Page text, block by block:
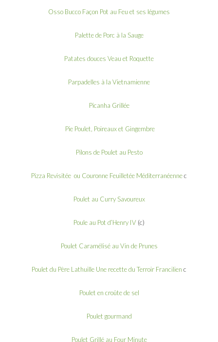
Osso Bucco Façon Pot au Feu et ses légumes
Palette de Porc à la Sauge
Patates douces Veau et Roquette
Parpadelles à la Vietnamienne
Picanha Grillée
Pie Poulet, Poireaux et Gingembre
Pilons de Poulet au Pesto
Pizza Revisitée ou Couronne Feuilletée Méditerranéennec
Poulet au Curry Savoureux
Poule au Pot d’Henry IV (c)
Poulet Caramélisé au Vin de Prunes
Poulet du Père Lathuille Une recette du Terroir Francilien c
Poulet en croûte de sel
Poulet gourmand
Poulet Grillé au Four Minute